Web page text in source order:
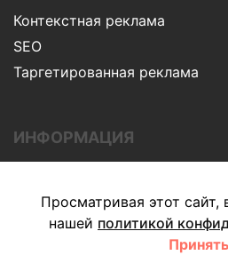
Контекстная реклама
SEO
Таргетированная реклама
ИНФОРМАЦИЯ
Блог
Контакты
Просматривая этот сайт,
нашей политикой
Принять